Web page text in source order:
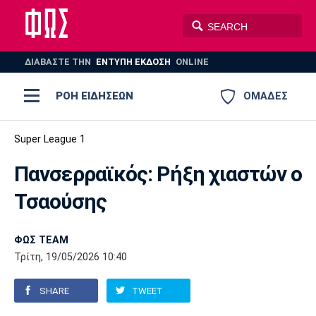
ΔΙΑΒΑΣΤΕ THN ΕΝΤΥΠΗ ΕΚΔΟΣΗ ONLINE
ΟΜΑΔΕΣ
ΡΟΗ ΕΙΔΗΣΕΩΝ
ΠΟΔΟΣΦΑΙΡΟ
ΒΟΛΕΪ ΣΠΟΡ
AUTO-MOTO
Ποδόσφαιρο
Super League 1
Super League 2
Γ Εθνική
Ελλάδα
Μπάσκετ
Ελλάδα
Εθνική
EuroLeague
Ολυμπιακοί Αγώνες
Βόλεϊ
Πόλο
Ολυμπιακός
Παναθηναϊκός Ατρόμητος
Super League 1
Πανσερραϊκός: Ρήξη χιαστών ο
Τσαούσης
ΦΩΣ TEAM
Τρίτη, 19/05/2026 10:40
SHARE TWEET